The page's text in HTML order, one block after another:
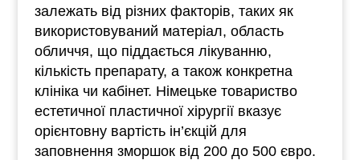
залежать від різних факторів, таких як
використовуваний матеріал, область
обличчя, що піддається лікуванню,
кількість препарату, а також конкретна
клініка чи кабінет. Німецьке товариство
естетичної пластичної хірургії вказує
орієнтовну вартість ін’єкцій для
заповнення зморшок від 200 до 500 євро.